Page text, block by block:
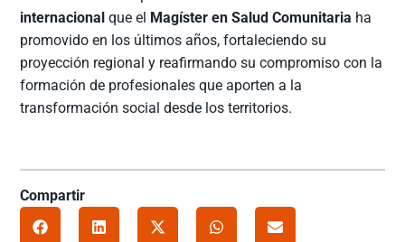
internacional que el Magíster en Salud Comunitaria ha
promovido en los últimos años, fortaleciendo su
proyección regional y reafirmando su compromiso con la
formación de profesionales que aporten a la
transformación social desde los territorios.
Compartir